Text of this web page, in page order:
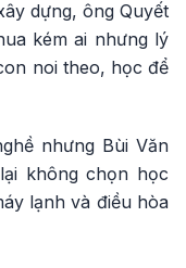
dựng, ông Quyết
kém ai nhưng lý
noi theo, học để
nhưng Bùi Văn
không chọn học
lạnh và điều hòa